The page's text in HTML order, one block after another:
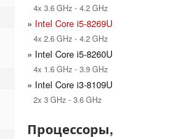
4x 3.6 GHz - 4.2 GHz
» Intel Core i5-8269U
4x 2.6 GHz - 4.2 GHz
» Intel Core i5-8260U
4x 1.6 GHz - 3.9 GHz
» Intel Core i3-8109U
2x 3 GHz - 3.6 GHz
Процессоры,